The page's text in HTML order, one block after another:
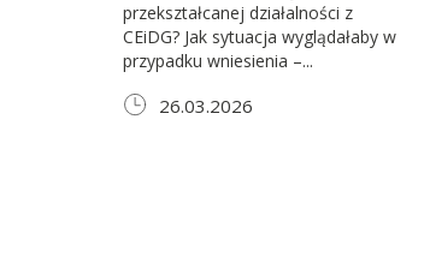
przekształcanej działalności z
CEiDG? Jak sytuacja wyglądałaby w
przypadku wniesienia –...
26.03.2026